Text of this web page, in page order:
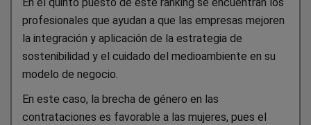
En el quinto puesto de este ranking se encuentran los
profesionales que ayudan a que las empresas mejoren
la integración y aplicación de la estrategia de
sostenibilidad y el cuidado del medioambiente en su
modelo de negocio.
En este caso, la brecha de género en las
contrataciones es favorable a las mujeres, pues el